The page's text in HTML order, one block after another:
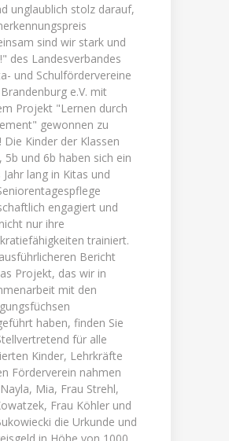
unglaublich stolz darauf,
sind wir stark und
des Landesverbandes
und Schulfördervereine
e.V. mit
Projekt "Lernen durch
gewonnen zu
Die Kinder der Klassen
5b und 6b haben sich ein
Jahr lang in Kitas und
engagiert und
nur ihre
trainiert.
Bericht
Projekt, das wir in
mit den
haben, finden Sie
für alle
Kinder, Lehrkräfte
Förderverein nahmen
Nayla, Mia, Frau Strehl,
Frau Köhler und
die Urkunde und